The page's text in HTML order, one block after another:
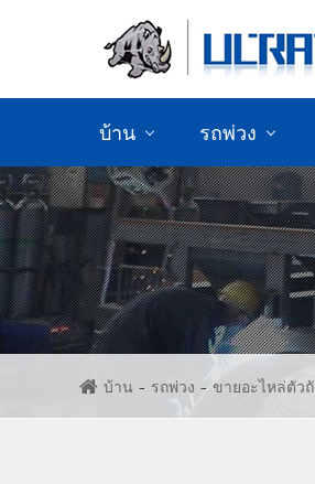
บ้าน รถพ่วง
ขายรถพ่วงคอนเทนเนอร์
ขายรถพ่วง
ขายรถ
บ้าน รถพ่วง ขายอะไหล่ตัว